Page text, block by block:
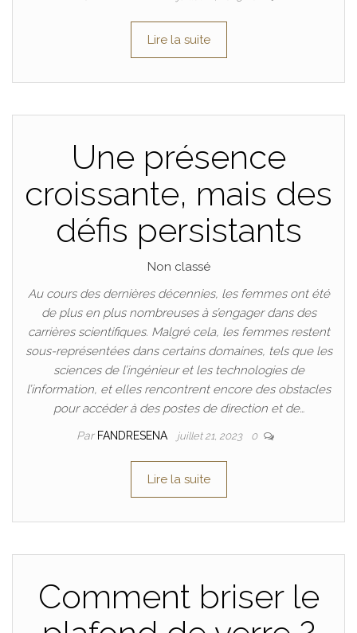
Lire la suite
Une présence
croissante, mais des
défis persistants
Non classé
Au cours des dernières décennies, les femmes ont été
de plus en plus nombreuses à s’engager dans des
carrières scientifiques. Malgré cela, les femmes restent
sous-représentées dans certains domaines, tels que les
sciences de l’ingénieur et les technologies de
l’information, et elles rencontrent encore des obstacles
pour accéder à des postes de direction et de…
Par FANDRESENA juillet 21, 2023 0
Lire la suite
Comment briser le